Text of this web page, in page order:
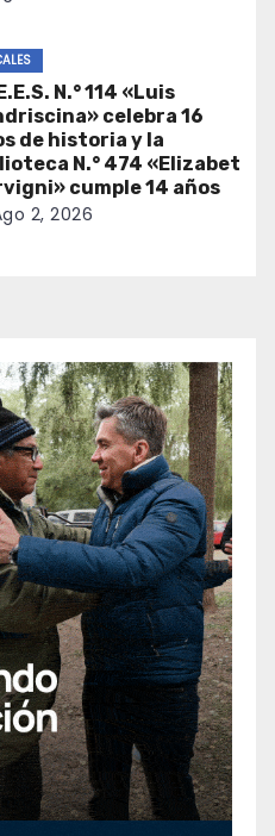
N.° 114 «Luis
celebra 16
de historia y la
N.° 474 «Elizabet
cumple 14 años
2, 2026